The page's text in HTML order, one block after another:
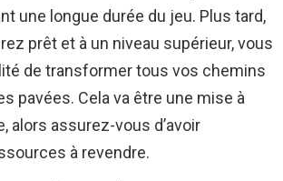
une longue durée du jeu. Plus tard,
prêt et à un niveau supérieur, vous
de transformer tous vos chemins
pavées. Cela va être une mise à
alors assurez-vous d’avoir
à revendre.